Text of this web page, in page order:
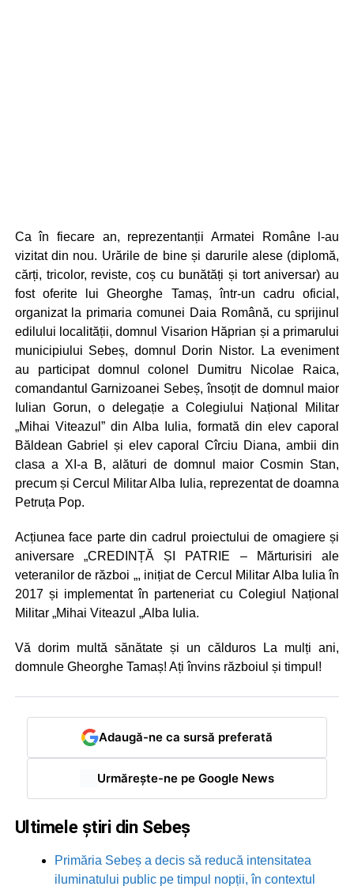
Ca în fiecare an, reprezentanții Armatei Române l-au
vizitat din nou. Urările de bine și darurile alese (diplomă,
cărți, tricolor, reviste, coș cu bunătăți și tort aniversar) au
fost oferite lui Gheorghe Tamaș, într-un cadru oficial,
organizat la primaria comunei Daia Română, cu sprijinul
edilului localității, domnul Visarion Hăprian și a primarului
municipiului Sebeș, domnul Dorin Nistor. La eveniment
au participat domnul colonel Dumitru Nicolae Raica,
comandantul Garnizoanei Sebeș, însoțit de domnul maior
Iulian Gorun, o delegație a Colegiului Național Militar
„Mihai Viteazul” din Alba Iulia, formată din elev caporal
Băldean Gabriel și elev caporal Cîrciu Diana, ambii din
clasa a XI-a B, alături de domnul maior Cosmin Stan,
precum și Cercul Militar Alba Iulia, reprezentat de doamna
Petruța Pop.
Acțiunea face parte din cadrul proiectului de omagiere și
aniversare „CREDINȚĂ ȘI PATRIE – Mărturisiri ale
veteranilor de război „, inițiat de Cercul Militar Alba Iulia în
2017 și implementat în parteneriat cu Colegiul Național
Militar „Mihai Viteazul „Alba Iulia.
Vă dorim multă sănătate și un călduros La mulți ani,
domnule Gheorghe Tamaș! Ați învins războiul și timpul!
Adaugă-ne ca sursă preferată
Urmărește-ne pe Google News
Ultimele știri din Sebeș
Primăria Sebeș a decis să reducă intensitatea
iluminatului public pe timpul nopții, în contextul